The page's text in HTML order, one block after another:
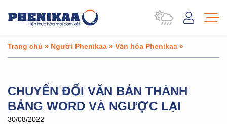
Trang chủ » Người Phenikaa » Văn hóa Phenikaa »
CHUYỂN ĐỔI VĂN BẢN THÀNH
BẢNG WORD VÀ NGƯỢC LẠI
30/08/2022